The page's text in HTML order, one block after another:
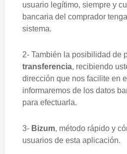
usuario legítimo, siempre y
bancaria del comprador
sistema.
2- También la posibilidad de
transferencia, recibiendo
dirección que nos facilite en
informaremos de los datos
para efectuarla.
3- Bizum, método rápido y
usuarios de esta aplicación.